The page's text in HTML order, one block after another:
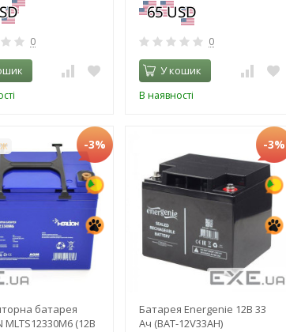
0 0
У кошик
В наявності
-3%
батарея
MLTS12330M6 (12В
-3%
Батарея Energenie 12В 33
Ач (BAT-12V33AH)